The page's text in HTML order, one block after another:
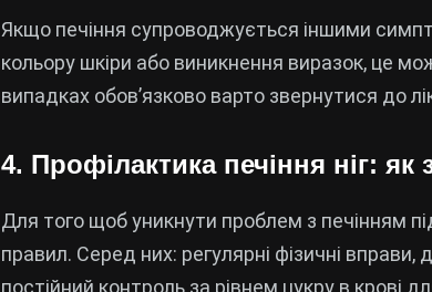
Якщо печіння супроводжується іншими
кольору шкіри або виникнення виразок, це
випадках обов’язково варто звернутися до
4. Профілактика печіння ніг:
Для того щоб уникнути проблем з печінням
правил. Серед них: регулярні фізичні вправи,
постійний контроль за рівнем цукру в крові